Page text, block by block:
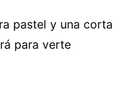
pastel y una corta
para verte